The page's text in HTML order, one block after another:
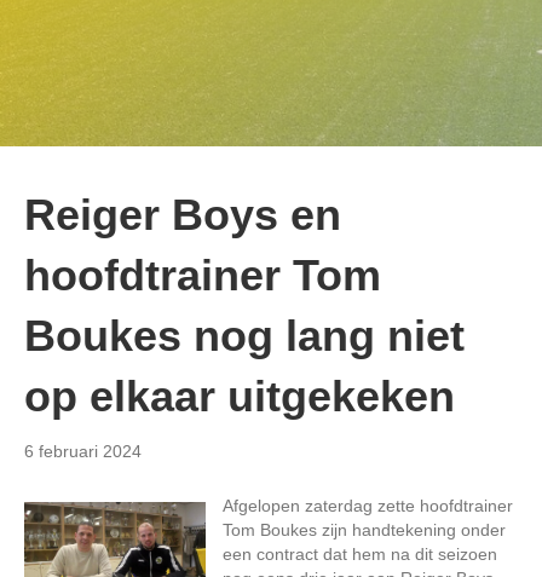
Reiger Boys en
hoofdtrainer Tom
Boukes nog lang niet
op elkaar uitgekeken
6 februari 2024
Afgelopen zaterdag zette hoofdtrainer
Tom Boukes zijn handtekening onder
een contract dat hem na dit seizoen